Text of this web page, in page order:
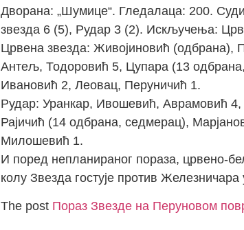
Дворана: „Шумице“. Гледалаца: 200.
звезда 6 (5), Рудар 3 (2). Искључења:
Црвена звезда: Живојиновић (одбрана),
Антељ, Тодоровић 5, Цупара (13
Ивановић 2, Леовац, Перуничић 1.
Рудар: Уранкар, Ивошевић, Аврамовић
Рајичић (14 одбрана, седмерац),
Милошевић 1.
И поред непланираног пораза, црвено-
колу Звезда гостује против
The post Пораз Звезде на Перуновом